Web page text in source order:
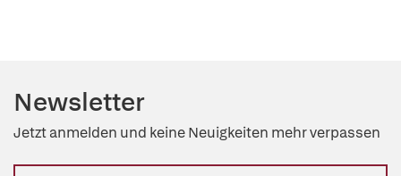
Newsletter
Jetzt anmelden und keine Neuigkeiten mehr verpassen